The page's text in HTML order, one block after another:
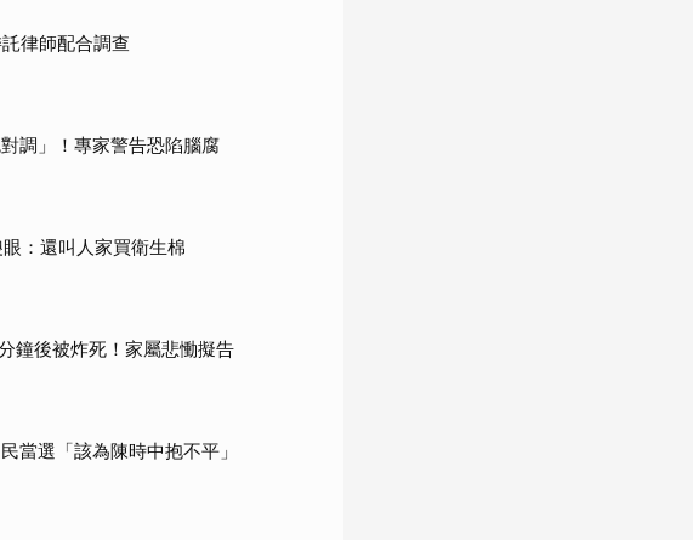
律師配合調查
調」！專家警告恐陷腦腐
：還叫人家買衛生棉
鐘後被炸死！家屬悲慟擬告
當選「該為陳時中抱不平」